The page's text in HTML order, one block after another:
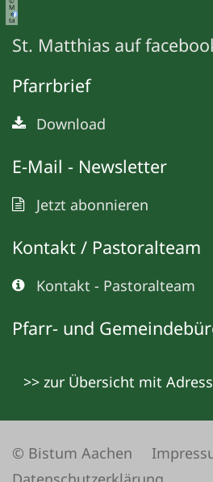
M
e
ta
St. Matthias auf
Pfarrbrief
Download
E-Mail - Newsletter
Jetzt abonnieren
Kontakt / Pastoralteam
Kontakt - Pastoralteam
Pfarr- und
>> zur Übersicht mit
© Bistum Aachen